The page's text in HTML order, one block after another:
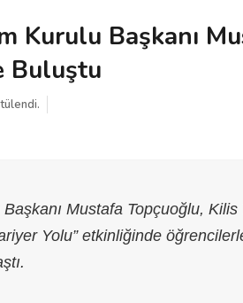
Kurulu Başkanı
Buluştu
Mustafa Topçuoğlu, Kilis
Yolu” etkinliğinde